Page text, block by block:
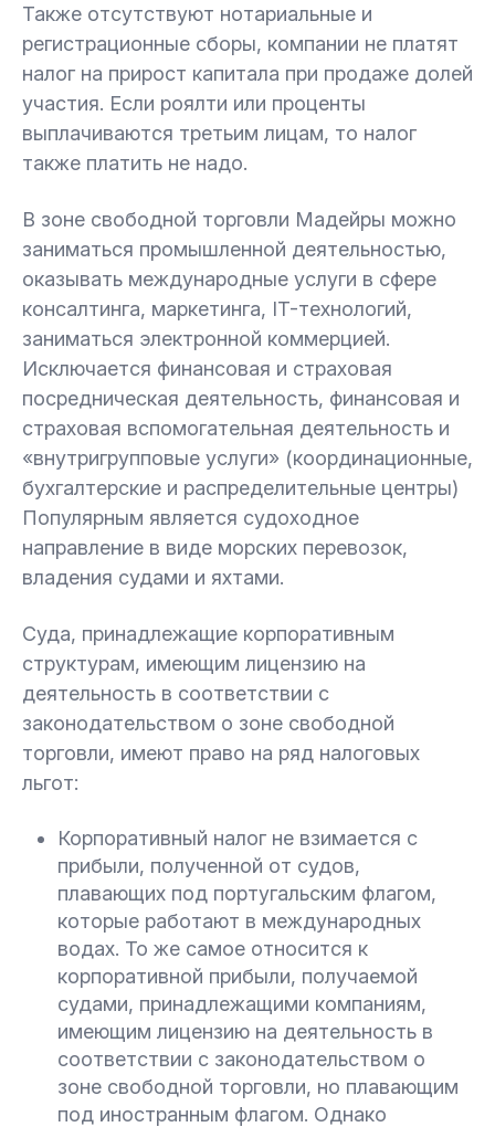
Также отсутствуют нотариальные и
регистрационные сборы, компании не платят
налог на прирост капитала при продаже долей
участия. Если роялти или проценты
выплачиваются третьим лицам, то налог
также платить не надо.
В зоне свободной торговли Мадейры можно
заниматься промышленной деятельностью,
оказывать международные услуги в сфере
консалтинга, маркетинга, IT-технологий,
заниматься электронной коммерцией.
Исключается финансовая и страховая
посредническая деятельность, финансовая и
страховая вспомогательная деятельность и
«внутригрупповые услуги» (координационные,
бухгалтерские и распределительные центры)
Популярным является судоходное
направление в виде морских перевозок,
владения судами и яхтами.
Суда, принадлежащие корпоративным
структурам, имеющим лицензию на
деятельность в соответствии с
законодательством о зоне свободной
торговли, имеют право на ряд налоговых
льгот:
Корпоративный налог не взимается с
прибыли, полученной от судов,
плавающих под португальским флагом,
которые работают в международных
водах. То же самое относится к
корпоративной прибыли, получаемой
судами, принадлежащими компаниям,
имеющим лицензию на деятельность в
соответствии с законодательством о
зоне свободной торговли, но плавающим
под иностранным флагом. Однако